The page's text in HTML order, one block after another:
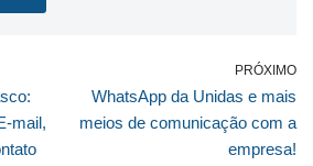
mail,
PRÓXIMO
WhatsApp da Unidas e mais
meios de comunicação com a
empresa!